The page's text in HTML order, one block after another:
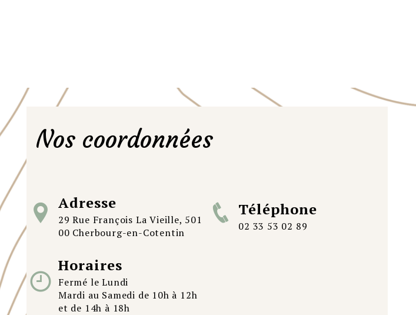
Nos coordonnées
Adresse
29 Rue François La Vieille, 501
00 Cherbourg-en-Cotentin
Téléphone
02 33 53 02 89
Horaires
Fermé le Lundi
Mardi au Samedi de 10h à 12h
et de 14h à 18h